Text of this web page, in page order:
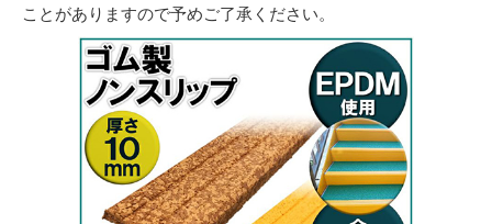
ことがありますので予めご了承ください。